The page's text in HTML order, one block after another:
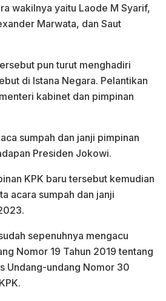
wakilnya yaitu Laode M Syarif,
Marwata, dan Saut
pun turut menghadiri
di Istana Negara. Pelantikan
kabinet dan pimpinan
sumpah dan janji pimpinan
Presiden Jokowi.
KPK baru tersebut kemudian
acara sumpah dan janji
sepenuhnya mengacu
Nomor 19 Tahun 2019 tentang
Undang-undang Nomor 30